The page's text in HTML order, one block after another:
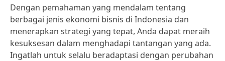
Dengan pemahaman yang mendalam tentang
berbagai jenis ekonomi bisnis di Indonesia dan
menerapkan strategi yang tepat, Anda dapat meraih
kesuksesan dalam menghadapi tantangan yang ada.
Ingatlah untuk selalu beradaptasi dengan perubahan